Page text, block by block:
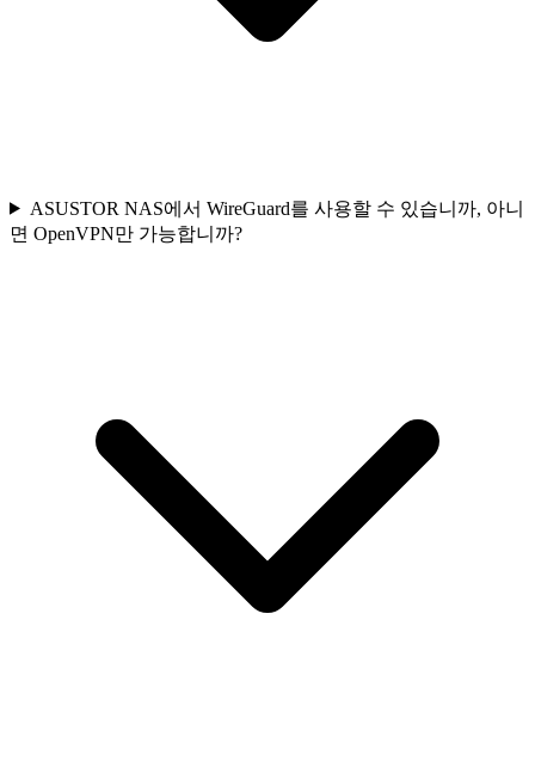
ASUSTOR NAS에서 WireGuard를 사용할 수 있습니까, 아니
면 OpenVPN만 가능합니까?